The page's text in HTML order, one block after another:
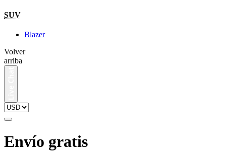
SUV
Blazer
Volver
arriba
Envío gratis